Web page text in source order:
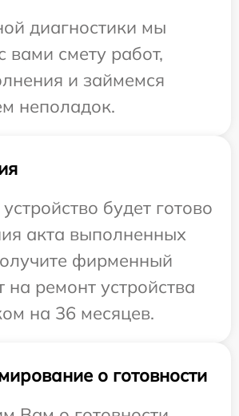
диагностики мы
вами смету работ,
и займемся
неполадок.
будет готово
акта выполненных
фирменный
на ремонт устройства
на 36 месяцев.
о готовности